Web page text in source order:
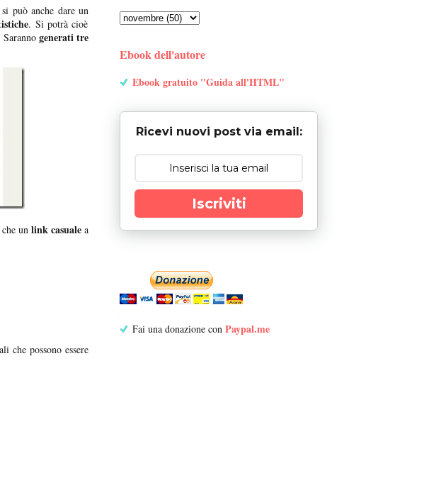
può anche dare un
. Si potrà cioè
generati tre
un link casuale a
che possono essere
Ebook dell'autore
Ebook gratuito "Guida all'HTML"
Ricevi nuovi post via email:
Iscriviti
Fai una donazione con Paypal.me